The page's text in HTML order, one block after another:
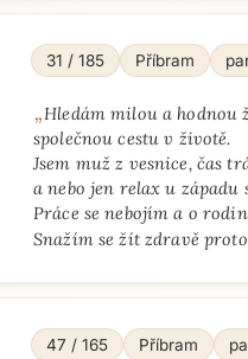
31 / 185 Příbram
„Hledám milou a hodnou
společnou cestu v životě.
Jsem muž z vesnice, čas
a nebo jen relax u
Práce se nebojím a o
Snažím se žít zdravě
47 / 165 Příbram